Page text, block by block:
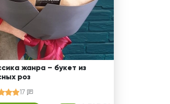
жанра – букет из
роз
17